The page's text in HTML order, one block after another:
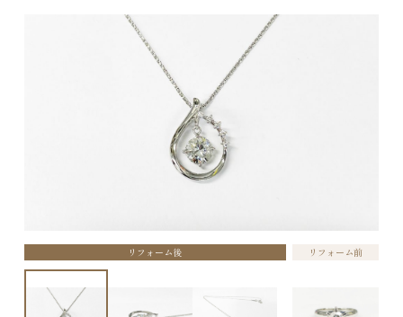
リフォーム後 リフォーム前